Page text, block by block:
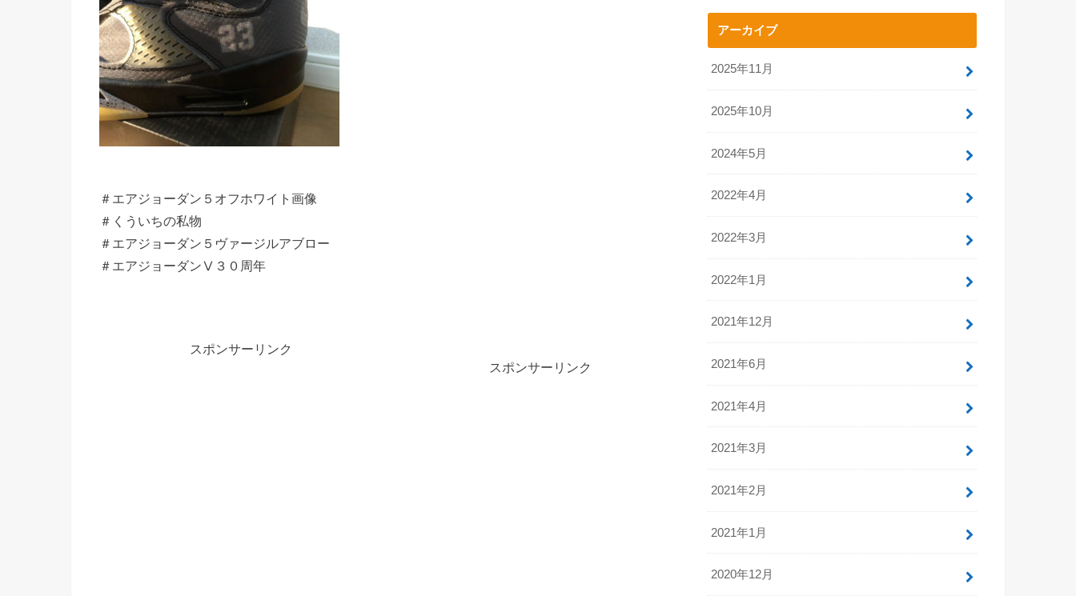
＃エアジョーダン５オフホワイト画像
＃くういちの私物
＃エアジョーダン５ヴァージルアブロー
＃エアジョーダンⅤ３０周年
スポンサーリンク
スポンサーリンク
アーカイブ
2025年11月
2025年10月
2024年5月
2022年4月
2022年3月
2022年1月
2021年12月
2021年6月
2021年4月
2021年3月
2021年2月
2021年1月
2020年12月